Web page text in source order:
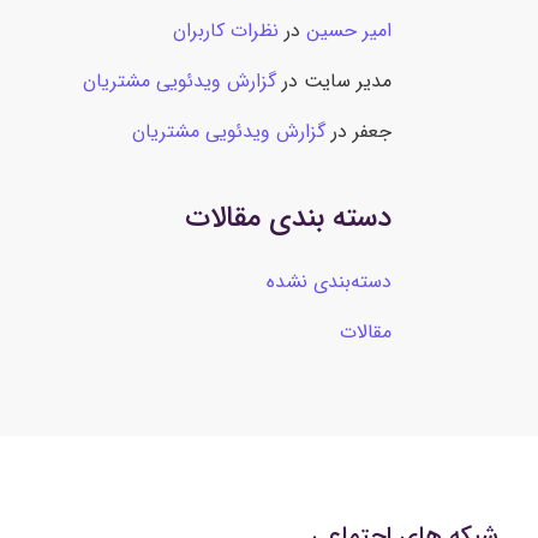
امیر حسین در نظرات کاربران
مدیر سایت درگزارش ویدئویی مشتریان
جعفر درگزارش ویدئویی مشتریان
دسته بندی مقالات
دسته‌بندی نشده
مقالات